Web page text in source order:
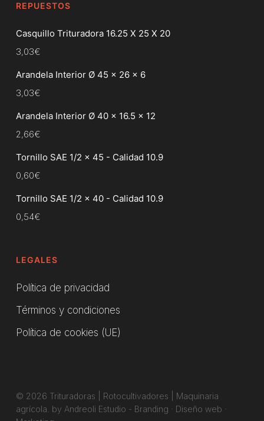
REPUESTOS
Casquillo Trituradora 16.25 X 25 X 20
3,03€
Arandela Interior Ø 45 x 26 x 6
3,03€
Arandela Interior Ø 40 x 16.5 x 12
2,66€
Tornillo SAE 1/2 x 45 - Calidad 10.9
0,60€
Tornillo SAE 1/2 x 40 - Calidad 10.9
0,54€
LEGALES
Política de privacidad
Términos y condiciones
Política de cookies (UE)
© 2026 Trituradoras | Rotocultivadores | Maquinaria
agrícola. by Andreoli Estudio - Branding · Diseño web ·